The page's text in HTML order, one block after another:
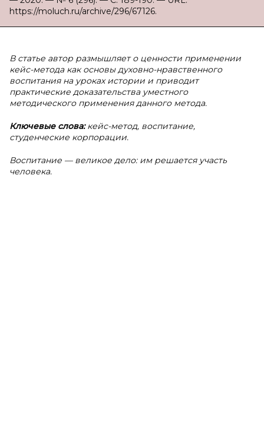
https://moluch.ru/archive/296/67126.
В статье автор размышляет о ценности применении
кейс-метода как основы духовно-нравственного
воспитания на уроках истории и приводит
практические доказательства уместного
методического применения данного метода.
Ключевые слова:кейс-метод, воспитание,
студенческие корпорации.
Воспитание — великое дело: им решается участь
человека.